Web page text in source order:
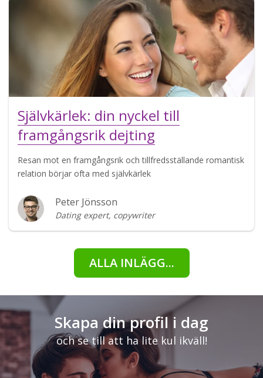
Självkärlek: din nyckel till
framgångsrik dejting
Resan mot en framgångsrik och tillfredsställande romantisk
relation börjar ofta med självkärlek
Peter Jönsson
Dating expert, copywriter
ALLA INLÄGG...
Skapa din profil i dag
och se till att ha lite kul ikväll!